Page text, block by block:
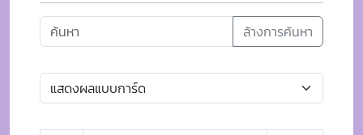
ล้างการค้นหา